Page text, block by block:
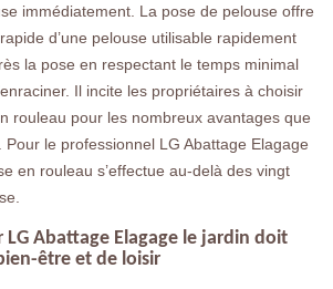
immédiatement. La pose de pelouse offre
d’une pelouse utilisable rapidement
la pose en respectant le temps minimal
Il incite les propriétaires à choisir
rouleau pour les nombreux avantages que
le professionnel LG Abattage Elagage
en rouleau s’effectue au-delà des vingt
LG Abattage Elagage le jardin doit
être et de loisir